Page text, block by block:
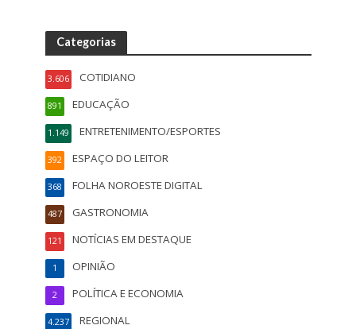
Categorias
COTIDIANO
3.606
EDUCAÇÃO
891
ENTRETENIMENTO/ESPORTES
1.149
ESPAÇO DO LEITOR
392
FOLHA NOROESTE DIGITAL
368
GASTRONOMIA
487
NOTÍCIAS EM DESTAQUE
121
OPINIÃO
1
POLÍTICA E ECONOMIA
2
REGIONAL
4.237